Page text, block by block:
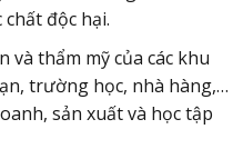
độc hại.
và thẩm mỹ của các khu
trường học, nhà hàng,…
sản xuất và học tập